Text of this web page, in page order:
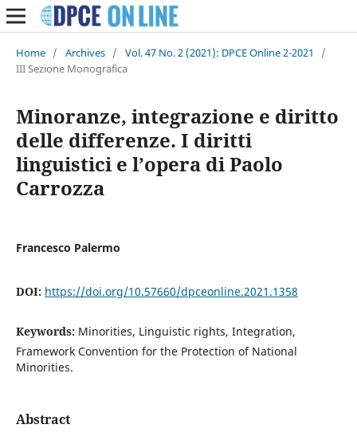
Home / Archives / Vol. 47 No. 2 (2021): DPCE Online 2-2021
/
III Sezione Monografica
Minoranze, integrazione e diritto
delle differenze. I diritti
linguistici e l’opera di Paolo
Carrozza
Francesco Palermo
DOI: https://doi.org/10.57660/dpceonline.2021.1358
Keywords: Minorities, Linguistic rights, Integration,
Framework Convention for the Protection of National
Minorities.
Abstract